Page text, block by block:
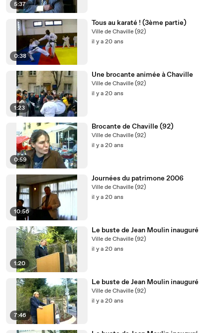
5:37
0:38
Tous au karaté ! (3ème partie)
Ville de Chaville (92)
il y a 20 ans
1:23
Une brocante animée à Chaville
Ville de Chaville (92)
il y a 20 ans
0:59
Brocante de Chaville (92)
Ville de Chaville (92)
il y a 20 ans
10:56
Journées du patrimone 2006
Ville de Chaville (92)
il y a 20 ans
1:20
Le buste de Jean Moulin inauguré
Ville de Chaville (92)
il y a 20 ans
7:46
Le buste de Jean Moulin inauguré
Ville de Chaville (92)
il y a 20 ans